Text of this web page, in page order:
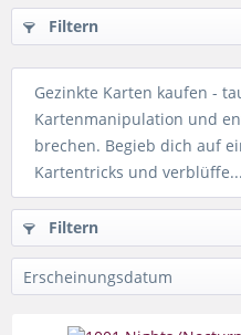
Filtern
Gezinkte Karten kaufen -
Kartenmanipulation und
brechen. Begieb dich auf
Kartentricks und verblüffe...
Filtern